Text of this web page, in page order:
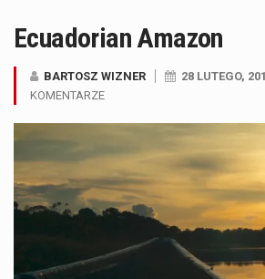
Ecuadorian Amazon
BARTOSZ WIZNER 28 LUTEGO,
KOMENTARZE